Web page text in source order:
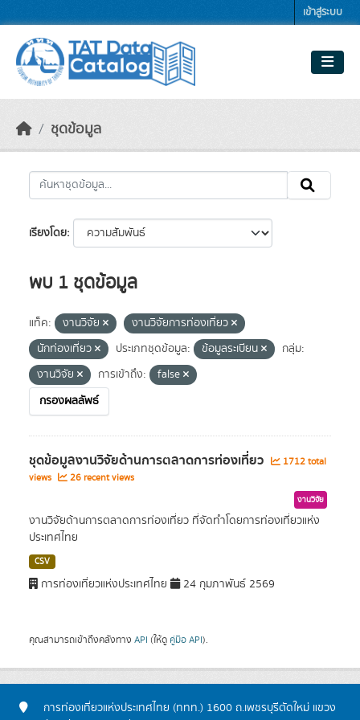
เข้าสู่ระบบ
ชุดข้อมูล
เรียงโดย
พบ 1 ชุดข้อมูล
แท็ค: งานวิจัย
งานวิจัยการท่องเที่ยว
นักท่องเที่ยว
ประเภทชุดข้อมูล: ข้อมูลระเบียน
กลุ่ม:
งานวิจัย
การเข้าถึง:
false
กรองผลลัพธ์
ชุดข้อมูลงานวิจัยด้านการตลาดการท่องเที่ยว
1712 total
views
26 recent views
งานวิจัย
งานวิจัยด้านการตลาดการท่องเที่ยว ที่จัดทำโดยการท่องเที่ยวแห่ง
ประเทศไทย
CSV
การท่องเที่ยวแห่งประเทศไทย 24 กุมภาพันธ์ 2569
คุณสามารถเข้าถึงคลังทาง API (ให้ดู คู่มือ API).
การท่องเที่ยวแห่งประเทศไทย (ททท.) 1600 ถ.เพชรบุรีตัดใหม่ แขวง